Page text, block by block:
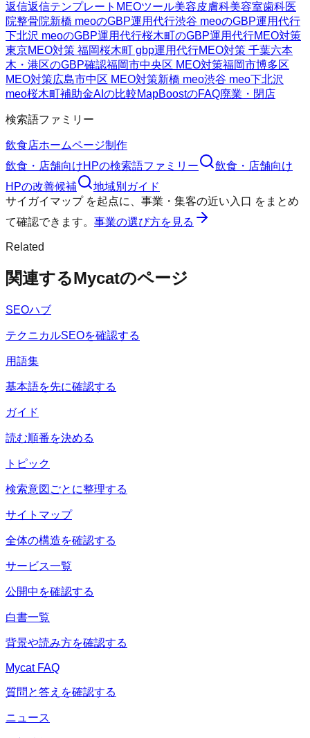
返信返信テンプレート MEOツール美容皮膚科美容室歯科医
院整骨院新橋 meoのGBP運用代行渋谷 meoのGBP運用代行
下北沢 meoのGBP運用代行桜木町のGBP運用代行MEO対策
東京MEO対策 福岡桜木町 gbp運用代行MEO対策 千葉六本
木・港区のGBP確認福岡市中央区 MEO対策福岡市博多区
MEO対策広島市中区 MEO対策新橋 meo渋谷 meo下北沢
meo桜木町補助金AIの比較MapBoostのFAQ廃業・閉店
検索語ファミリー
飲食店ホームページ制作
飲食・店舗向けHPの検索語ファミリー
飲食・店舗向け
HPの改善候補
地域別ガイド
サイガイマップを起点に、 事業・集客の近い入口 をまとめ
て確認できます。 事業の選び方を見る
Related
関連するMycatのページ
SEOハブ
テクニカルSEOを確認する
用語集
基本語を先に確認する
ガイド
読む順番を決める
トピック
検索意図ごとに整理する
サイトマップ
全体の構造を確認する
サービス一覧
公開中を確認する
白書一覧
背景や読み方を確認する
Mycat FAQ
質問と答えを確認する
ニュース